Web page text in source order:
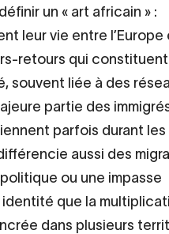
un « art africain » :
leur vie entre l’Europe
retours qui
souvent liée à des
partie des
parfois durant les
aussi des
ou une impasse
identité que la
dans plusieurs